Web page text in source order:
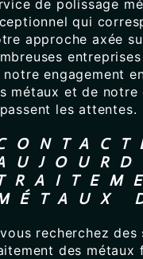
de polissage
qui
approche axée
notre engagement
métaux et de
les attentes.
recherchez
des métaux